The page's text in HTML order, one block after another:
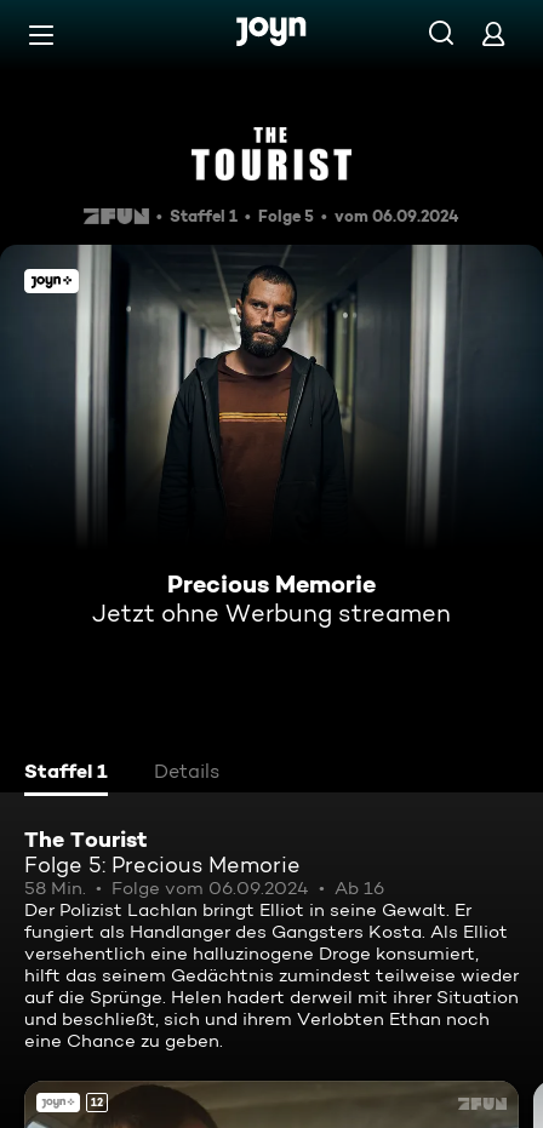
Zum Inhalt springen
Precious Memorie
Staffel 1 Folge 5 vom 06.09.2024
Precious Memorie
Jetzt ohne Werbung streamen
Staffel 1 Details
The Tourist
Folge 5: Precious Memorie
58 Min. Folge vom 06.09.2024
Ab 16
Der Polizist Lachlan bringt Elliot in seine Gewalt. Er
fungiert als Handlanger des Gangsters Kosta. Als Elliot
versehentlich eine halluzinogene Droge konsumiert,
hilft das seinem Gedächtnis zumindest teilweise wieder
auf die Sprünge. Helen hadert derweil mit ihrer Situation
und beschließt, sich und ihrem Verlobten Ethan noch
eine Chance zu geben.
12